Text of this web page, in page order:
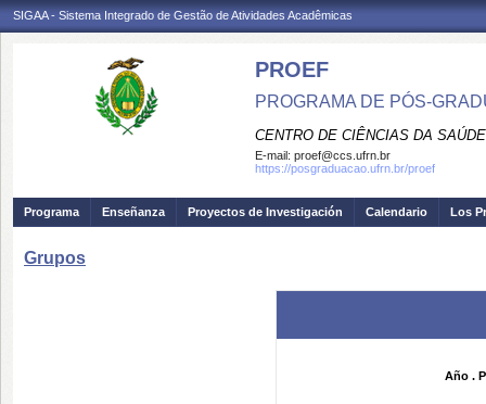
SIGAA - Sistema Integrado de Gestão de Atividades Acadêmicas
PROEF
PROGRAMA DE PÓS-
CENTRO DE CIÊNCIAS DA SAÚDE
E-mail: proef@ccs.ufrn.br
https://posgraduacao.ufrn.br/proef
Programa Enseñanza Proyectos de Investigación Calendario Los
Grupos
Año .